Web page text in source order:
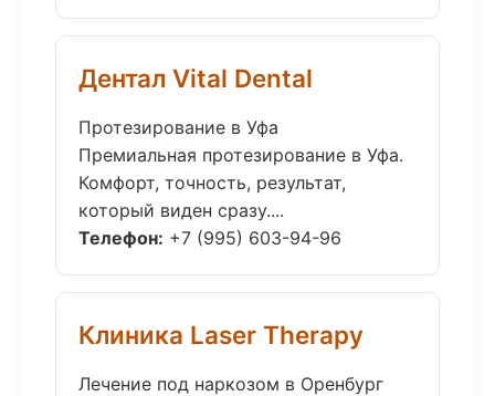
Дентал Vital Dental
Протезирование в Уфа
Премиальная протезирование в Уфа.
Комфорт, точность, результат,
который виден сразу....
Телефон: +7 (995) 603-94-96
Клиника Laser Therapy
Лечение под наркозом в Оренбург